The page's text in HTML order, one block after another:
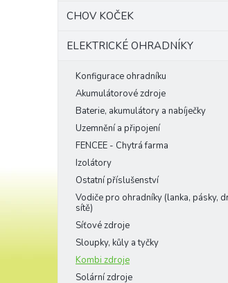
CHOV KOČEK
ELEKTRICKÉ OHRADNÍKY
Konfigurace ohradníku
Akumulátorové zdroje
Baterie, akumulátory a nabíječky
Uzemnění a připojení
FENCEE - Chytrá farma
Izolátory
Ostatní příslušenství
Vodiče pro ohradníky (lanka, pásky,
sítě)
Síťové zdroje
Sloupky, kůly a tyčky
Kombi zdroje
Solární zdroje